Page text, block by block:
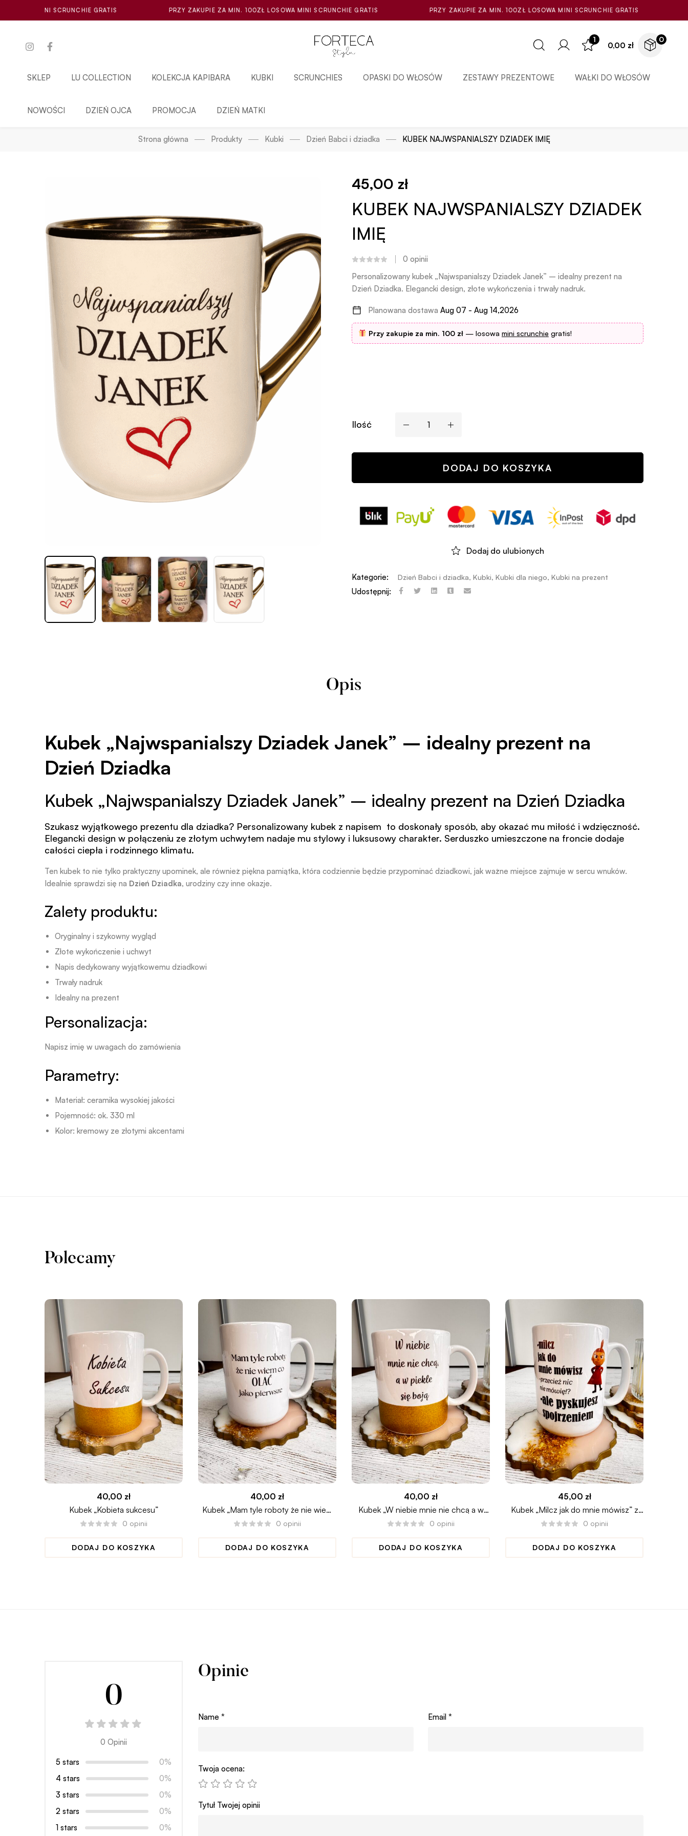
PRZY ZAKUPIE ZA MIN. 100ZŁ LOSOWA MINI SCRUNCHIE GRATIS PRZY ZAKUPIE ZA MIN. 100ZŁ LOSOWA MINI SCRUNCHIE GRATIS
1
0,00 zł
0
SKLEP LU COLLECTION KOLEKCJA KAPIBARA KUBKI SCRUNCHIES OPASKI DO WŁOSÓW ZESTAWY PREZENTOWE WAŁKI DO WŁOSÓW
NOWOŚCI DZIEŃ OJCA PROMOCJA DZIEŃ MATKI
Strona główna Produkty Kubki Dzień Babci i dziadka KUBEK NAJWSPANIALSZY DZIADEK IMIĘ
45,00 zł
KUBEK NAJWSPANIALSZY DZIADEK
IMIĘ
0 opinii
Personalizowany kubek „Najwspanialszy Dziadek Janek” – idealny prezent na
Dzień Dziadka. Elegancki design, złote wykończenia i trwały nadruk.
Planowana dostawa Aug 07 - Aug 14,2026
Przy zakupie za min. 100 zł— losowa mini scrunchie gratis!
Ilość
DODAJ DO KOSZYKA
Dodaj do ulubionych
Kategorie: Dzień Babci i dziadka, Kubki, Kubki dla niego, Kubki na prezent
Udostępnij:
Opis
Kubek „Najwspanialszy Dziadek Janek” – idealny prezent na
Dzień Dziadka
Kubek „Najwspanialszy Dziadek Janek” – idealny prezent na Dzień Dziadka
Szukasz wyjątkowego prezentu dla dziadka? Personalizowany kubek z napisem to doskonały sposób, aby okazać mu miłość i wdzięczność.
Elegancki design w połączeniu ze złotym uchwytem nadaje mu stylowy i luksusowy charakter. Serduszko umieszczone na froncie dodaje
całości ciepła i rodzinnego klimatu.
Ten kubek to nie tylko praktyczny upominek, ale również piękna pamiątka, która codziennie będzie przypominać dziadkowi, jak ważne miejsce zajmuje w sercu wnuków.
Idealnie sprawdzi się na Dzień Dziadka, urodziny czy inne okazje.
Zalety produktu:
Oryginalny i szykowny wygląd
Złote wykończenie i uchwyt
Napis dedykowany wyjątkowemu dziadkowi
Trwały nadruk
Idealny na prezent
Personalizacja:
Napisz imię w uwagach do zamówienia
Parametry:
Materiał: ceramika wysokiej jakości
Pojemność: ok. 330 ml
Kolor: kremowy ze złotymi akcentami
Polecamy
40,00 zł
Kubek „Kobieta sukcesu”
0 opinii
DODAJ DO KOSZYKA
40,00 zł
Kubek „Mam tyle roboty że nie wiem
co olać jako pierwsze”
0 opinii
DODAJ DO KOSZYKA
40,00 zł
Kubek „W niebie mnie nie chcą a w
piekle się boją”
0 opinii
DODAJ DO KOSZYKA
45,00 zł
Kubek „Milcz jak do mnie mówisz” z
Małą Mi
0 opinii
DODAJ DO KOSZYKA
0
0 Opinii
5 stars
0%
4 stars
0%
3 stars
0%
2 stars
0%
1 stars
0%
Opinie
Name * Email *
Twoja ocena:
Tytuł Twojej opinii